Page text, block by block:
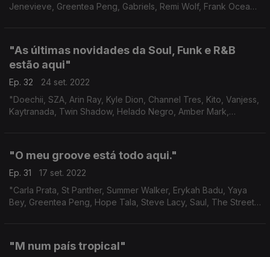
Jenevieve, Greentea Peng, Gabriels, Remi Wolf, Frank Ocean,
"As últimas novidades da Soul, Funk e R&B
estão aqui"
Ep. 32
24 set. 2022
"Doechii, SZA, Arin Ray, Kyle Dion, Channel Tres, Kito, Vanjess,
Kaytranada, Twin Shadow, Helado Negro, Amber Mark,
"O meu groove está todo aqui."
Ep. 31
17 set. 2022
"Carla Prata, St Panther, Summer Walker, Erykah Badu, Yaya
Bey, Greentea Peng, Hope Tala, Steve Lacy, Saul, The Streets,
"M num país tropical"